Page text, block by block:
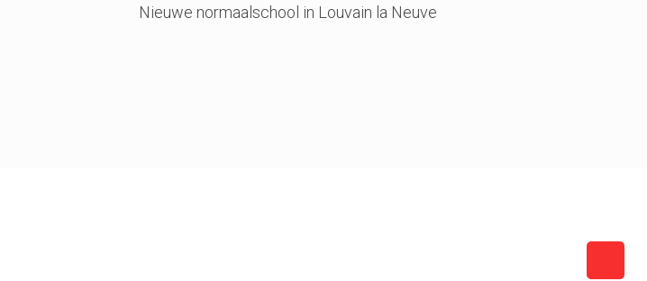
Nieuwe normaalschool in Louvain la Neuve